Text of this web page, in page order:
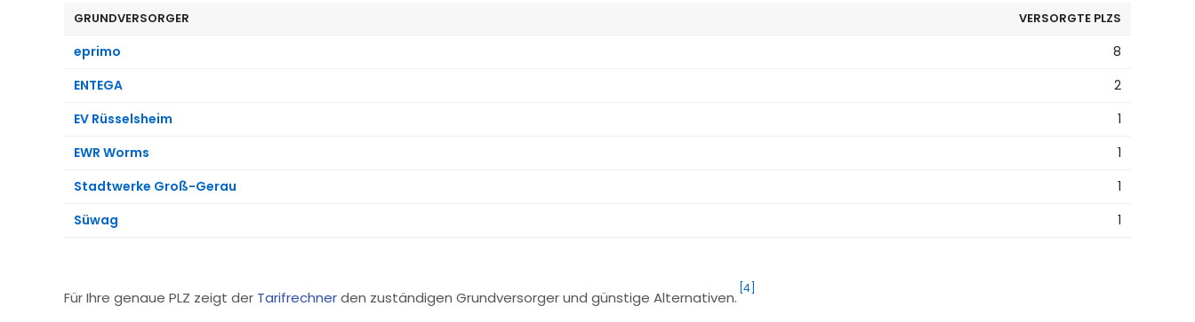
GRUNDVERSORGER VERSORGTE PLZS
eprimo
8
ENTEGA
2
EV Rüsselsheim
1
EWR Worms
1
Stadtwerke Groß-Gerau
1
Süwag
1
Für Ihre genaue PLZ zeigt der Tarifrechnerden zuständigen Grundversorger und günstige Alternativen.
[4]